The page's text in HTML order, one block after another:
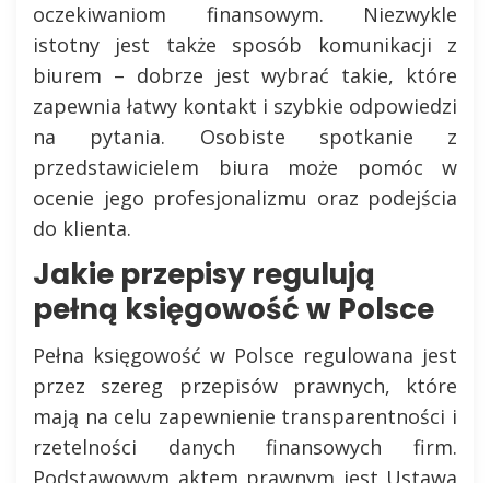
oczekiwaniom finansowym. Niezwykle
istotny jest także sposób komunikacji z
biurem – dobrze jest wybrać takie, które
zapewnia łatwy kontakt i szybkie odpowiedzi
na pytania. Osobiste spotkanie z
przedstawicielem biura może pomóc w
ocenie jego profesjonalizmu oraz podejścia
do klienta.
Jakie przepisy regulują
pełną księgowość w Polsce
Pełna księgowość w Polsce regulowana jest
przez szereg przepisów prawnych, które
mają na celu zapewnienie transparentności i
rzetelności danych finansowych firm.
Podstawowym aktem prawnym jest Ustawa